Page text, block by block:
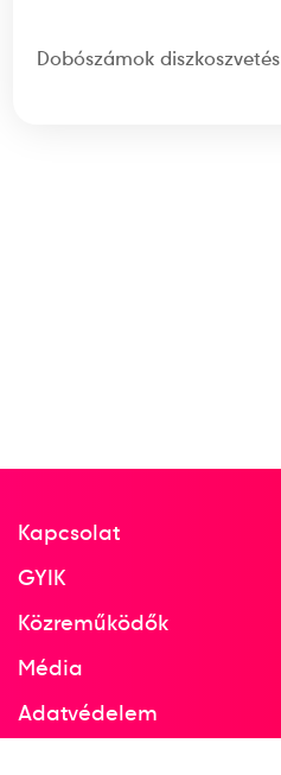
Dobószámok diszkoszvetés
Kapcsolat
GYIK
Közreműködők
Média
Adatvédelem